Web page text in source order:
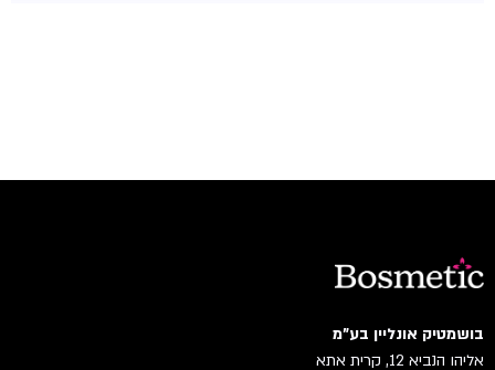
בושמטיק אונליין בע"מ
אליהו הנביא 12, קרית אתא